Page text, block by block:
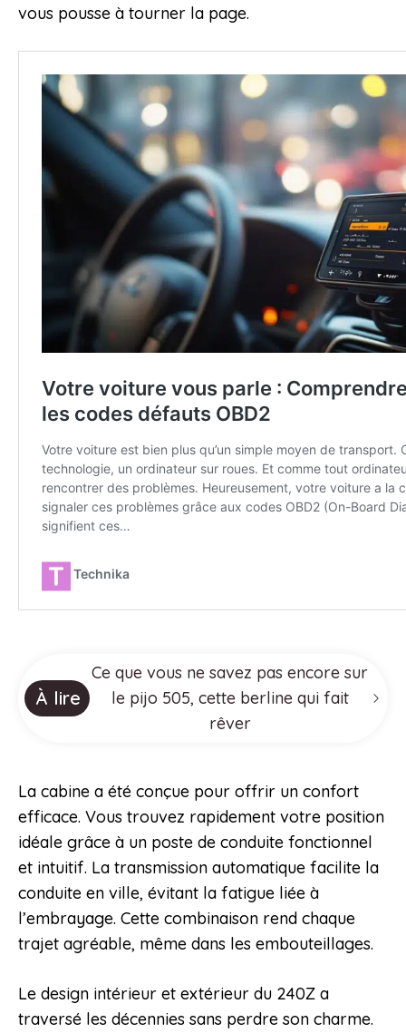
vous pousse à tourner la page.
À lire
Ce que vous ne savez pas encore sur
le pijo 505, cette berline qui fait
rêver
La cabine a été conçue pour offrir un confort
efficace. Vous trouvez rapidement votre position
idéale grâce à un poste de conduite fonctionnel
et intuitif. La transmission automatique facilite la
conduite en ville, évitant la fatigue liée à
l’embrayage. Cette combinaison rend chaque
trajet agréable, même dans les embouteillages.
Le design intérieur et extérieur du 240Z a
traversé les décennies sans perdre son charme.